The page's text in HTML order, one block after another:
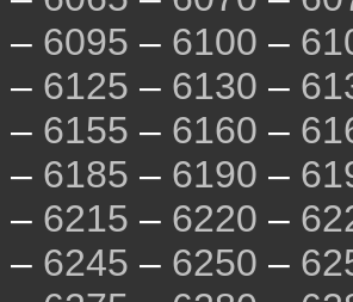
– 6095 – 6100 –
– 6125 – 6130 –
– 6155 – 6160 –
– 6185 – 6190 –
– 6215 – 6220 –
– 6245 – 6250 –